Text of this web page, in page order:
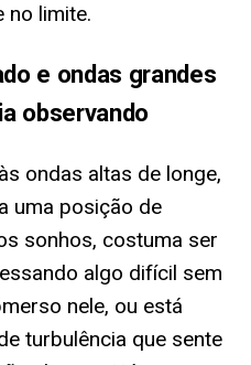
no limite.
e ondas grandes
observando
ondas altas de longe,
uma posição de
sonhos, costuma ser
algo difícil sem
nele, ou está
turbulência que sente